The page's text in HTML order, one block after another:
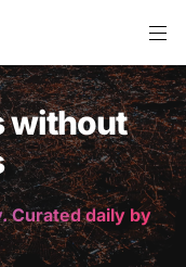
without
Curated daily by